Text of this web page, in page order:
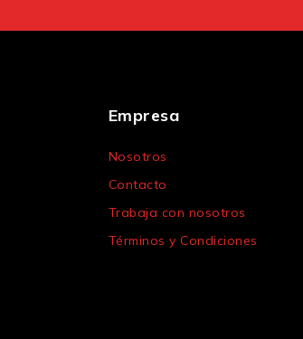
Empresa
Nosotros
Contacto
Trabaja con nosotros
Términos y Condiciones